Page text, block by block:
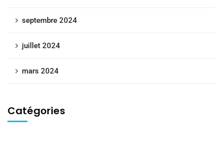
septembre 2024
juillet 2024
mars 2024
Catégories